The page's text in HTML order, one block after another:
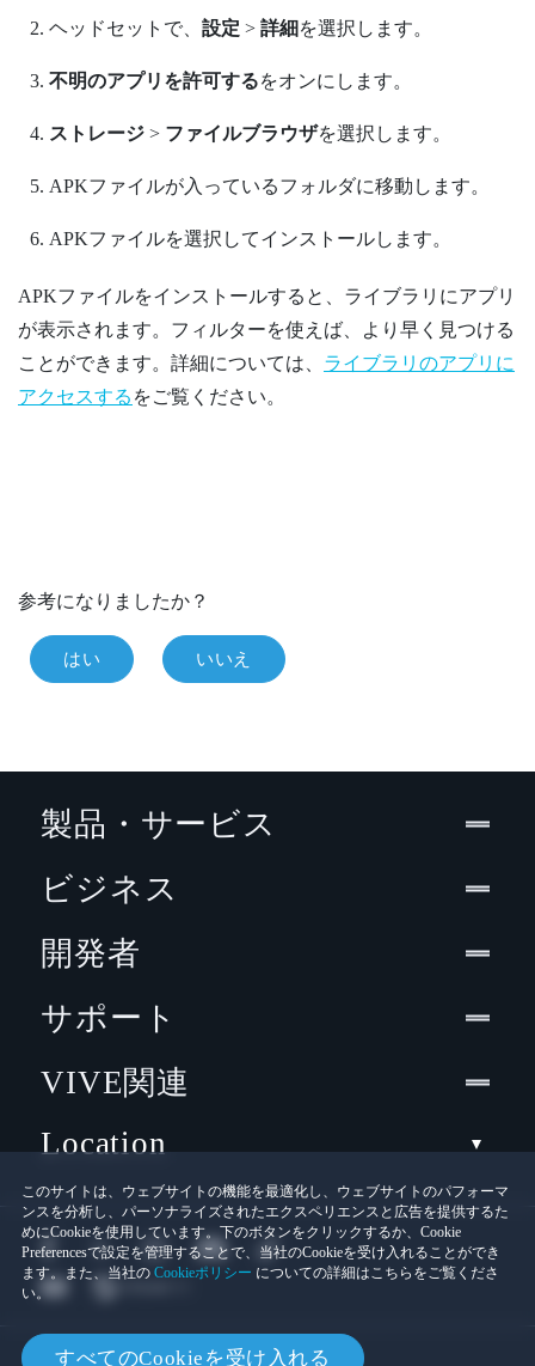
ヘッドセットで、 設定 > 詳細 を選択します。
不明のアプリを許可するをオンにします。
ストレージ> ファイルブラウザを選択します。
APKファイルが入っているフォルダに移動します。
APKファイルを選択してインストールします。
APKファイルをインストールすると、ライブラリにアプリ
が表示されます。フィルターを使えば、より早く見つける
ことができます。詳細については、 ライブラリのアプリに
アクセスする をご覧ください。
参考になりましたか？
はい いいえ
このサイトは、ウェブサイトの機能を最適化し、ウェブサイトのパフォーマ
ンスを分析し、パーソナライズされたエクスペリエンスと広告を提供するた
めにCookieを使用しています。下のボタンをクリックするか、Cookie
Preferencesで設定を管理することで、当社のCookieを受け入れることができ
ます。また、当社の Cookieポリシー についての詳細はこちらをご覧くださ
い。
すべてのCookieを受け入れる
製品・サービス
ビジネス
開発者
サポート
VIVE関連
Location
© 2011-2026 HTC Corporation